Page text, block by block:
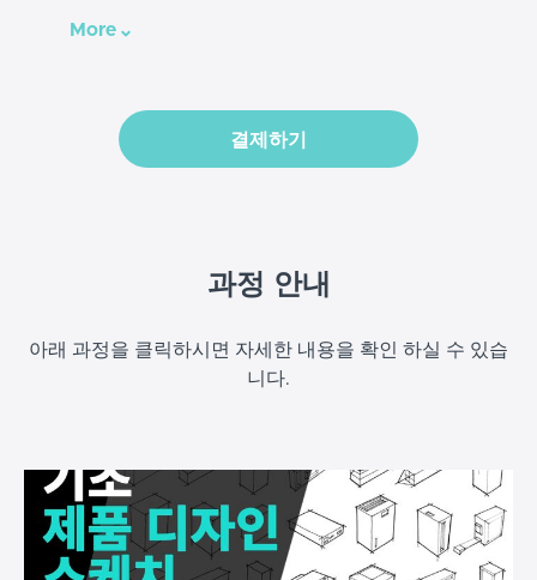
More
결제하기
과정 안내
아래 과정을 클릭하시면 자세한 내용을 확인 하실 수 있습
니다.